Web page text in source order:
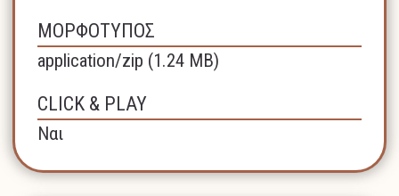
ΜΟΡΦΟΤΥΠΟΣ
application/zip (1.24 MB)
CLICK & PLAY
Ναι